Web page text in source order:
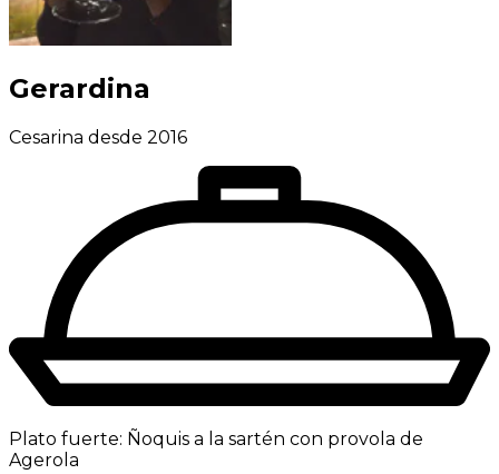
Gerardina
Cesarina desde 2016
Plato fuerte: Ñoquis a la sartén con provola de
Agerola